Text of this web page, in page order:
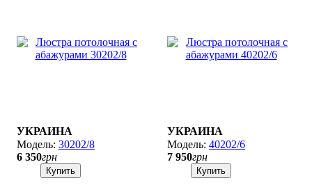
УКРАИНА
30202/8
6 350грн
Купить
УКРАИНА
40202/6
7 950грн
Купить